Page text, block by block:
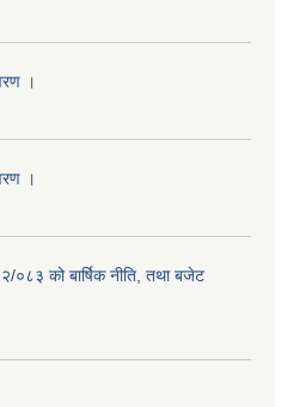
।
।
को बार्षिक नीति, तथा बजेट